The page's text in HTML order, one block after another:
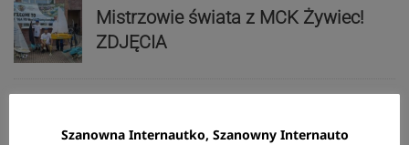
Mistrzowie świata z MCK Żywiec!
ZDJĘCIA
Szanowna Internautko, Szanowny Internauto